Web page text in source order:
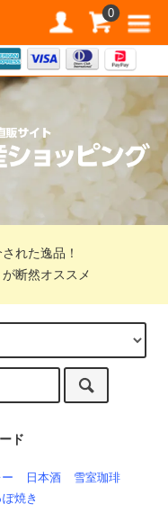
直販サイト 0
れた逸品！
断然オススメ
ド
日本酒
雪室珈琲
焼き